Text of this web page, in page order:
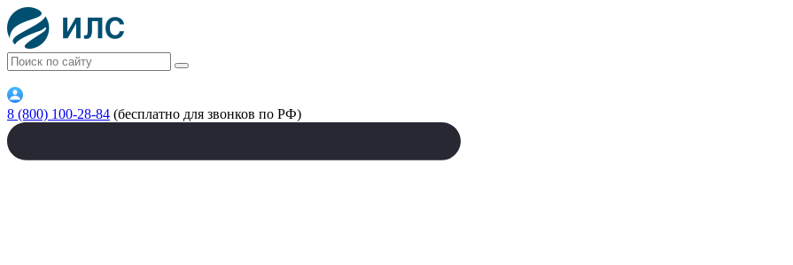
8 (800) 100-28-84 (бесплатно для звонков по РФ)